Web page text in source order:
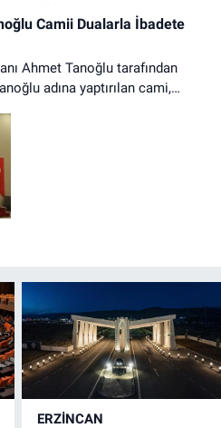
Camii Dualarla İbadete
Ahmet Tanoğlu tarafından
adına yaptırılan cami,
ERZINCAN